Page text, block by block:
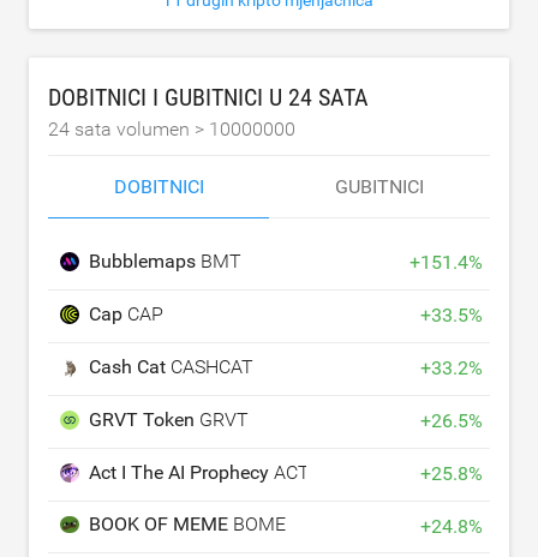
DOBITNICI I GUBITNICI U 24 SATA
24 sata volumen > 10000000
DOBITNICI GUBITNICI
Bubblemaps BMT +151.4%
Cap CAP +33.5%
Cash Cat CASHCAT +33.2%
GRVT Token GRVT +26.5%
Act I The AI Prophecy ACT +25.8%
BOOK OF MEME BOME +24.8%